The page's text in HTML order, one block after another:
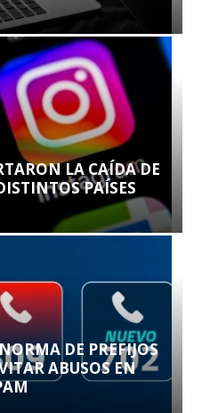
LA CAÍDA DE
PAÍSES
DE PREFIJOS
ABUSOS EN